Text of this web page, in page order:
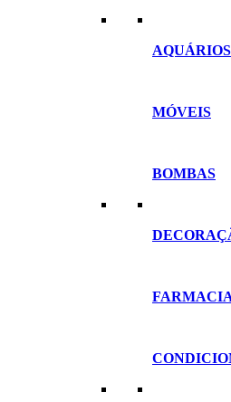
AQUÁRIOS
MÓVEIS
BOMBAS